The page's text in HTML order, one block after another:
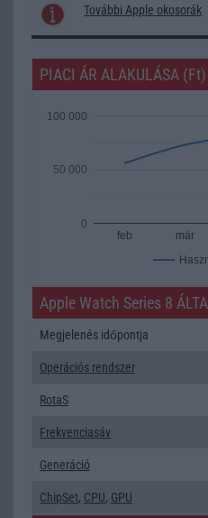
További Apple okosorák
PIACI ÁR ALAKULÁSA (Ft)
feb már
0
50 000
100 000
Apple Watch Series 8
Megjelenés időpontja
Operációs rendszer
RotaS
Frekvenciasáv
Generáció
ChipSet, CPU, GPU